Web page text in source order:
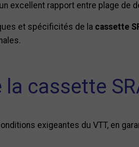
excellent rapport entre plage de
et spécificités de la cassette
cassette
exigeantes du VTT, en